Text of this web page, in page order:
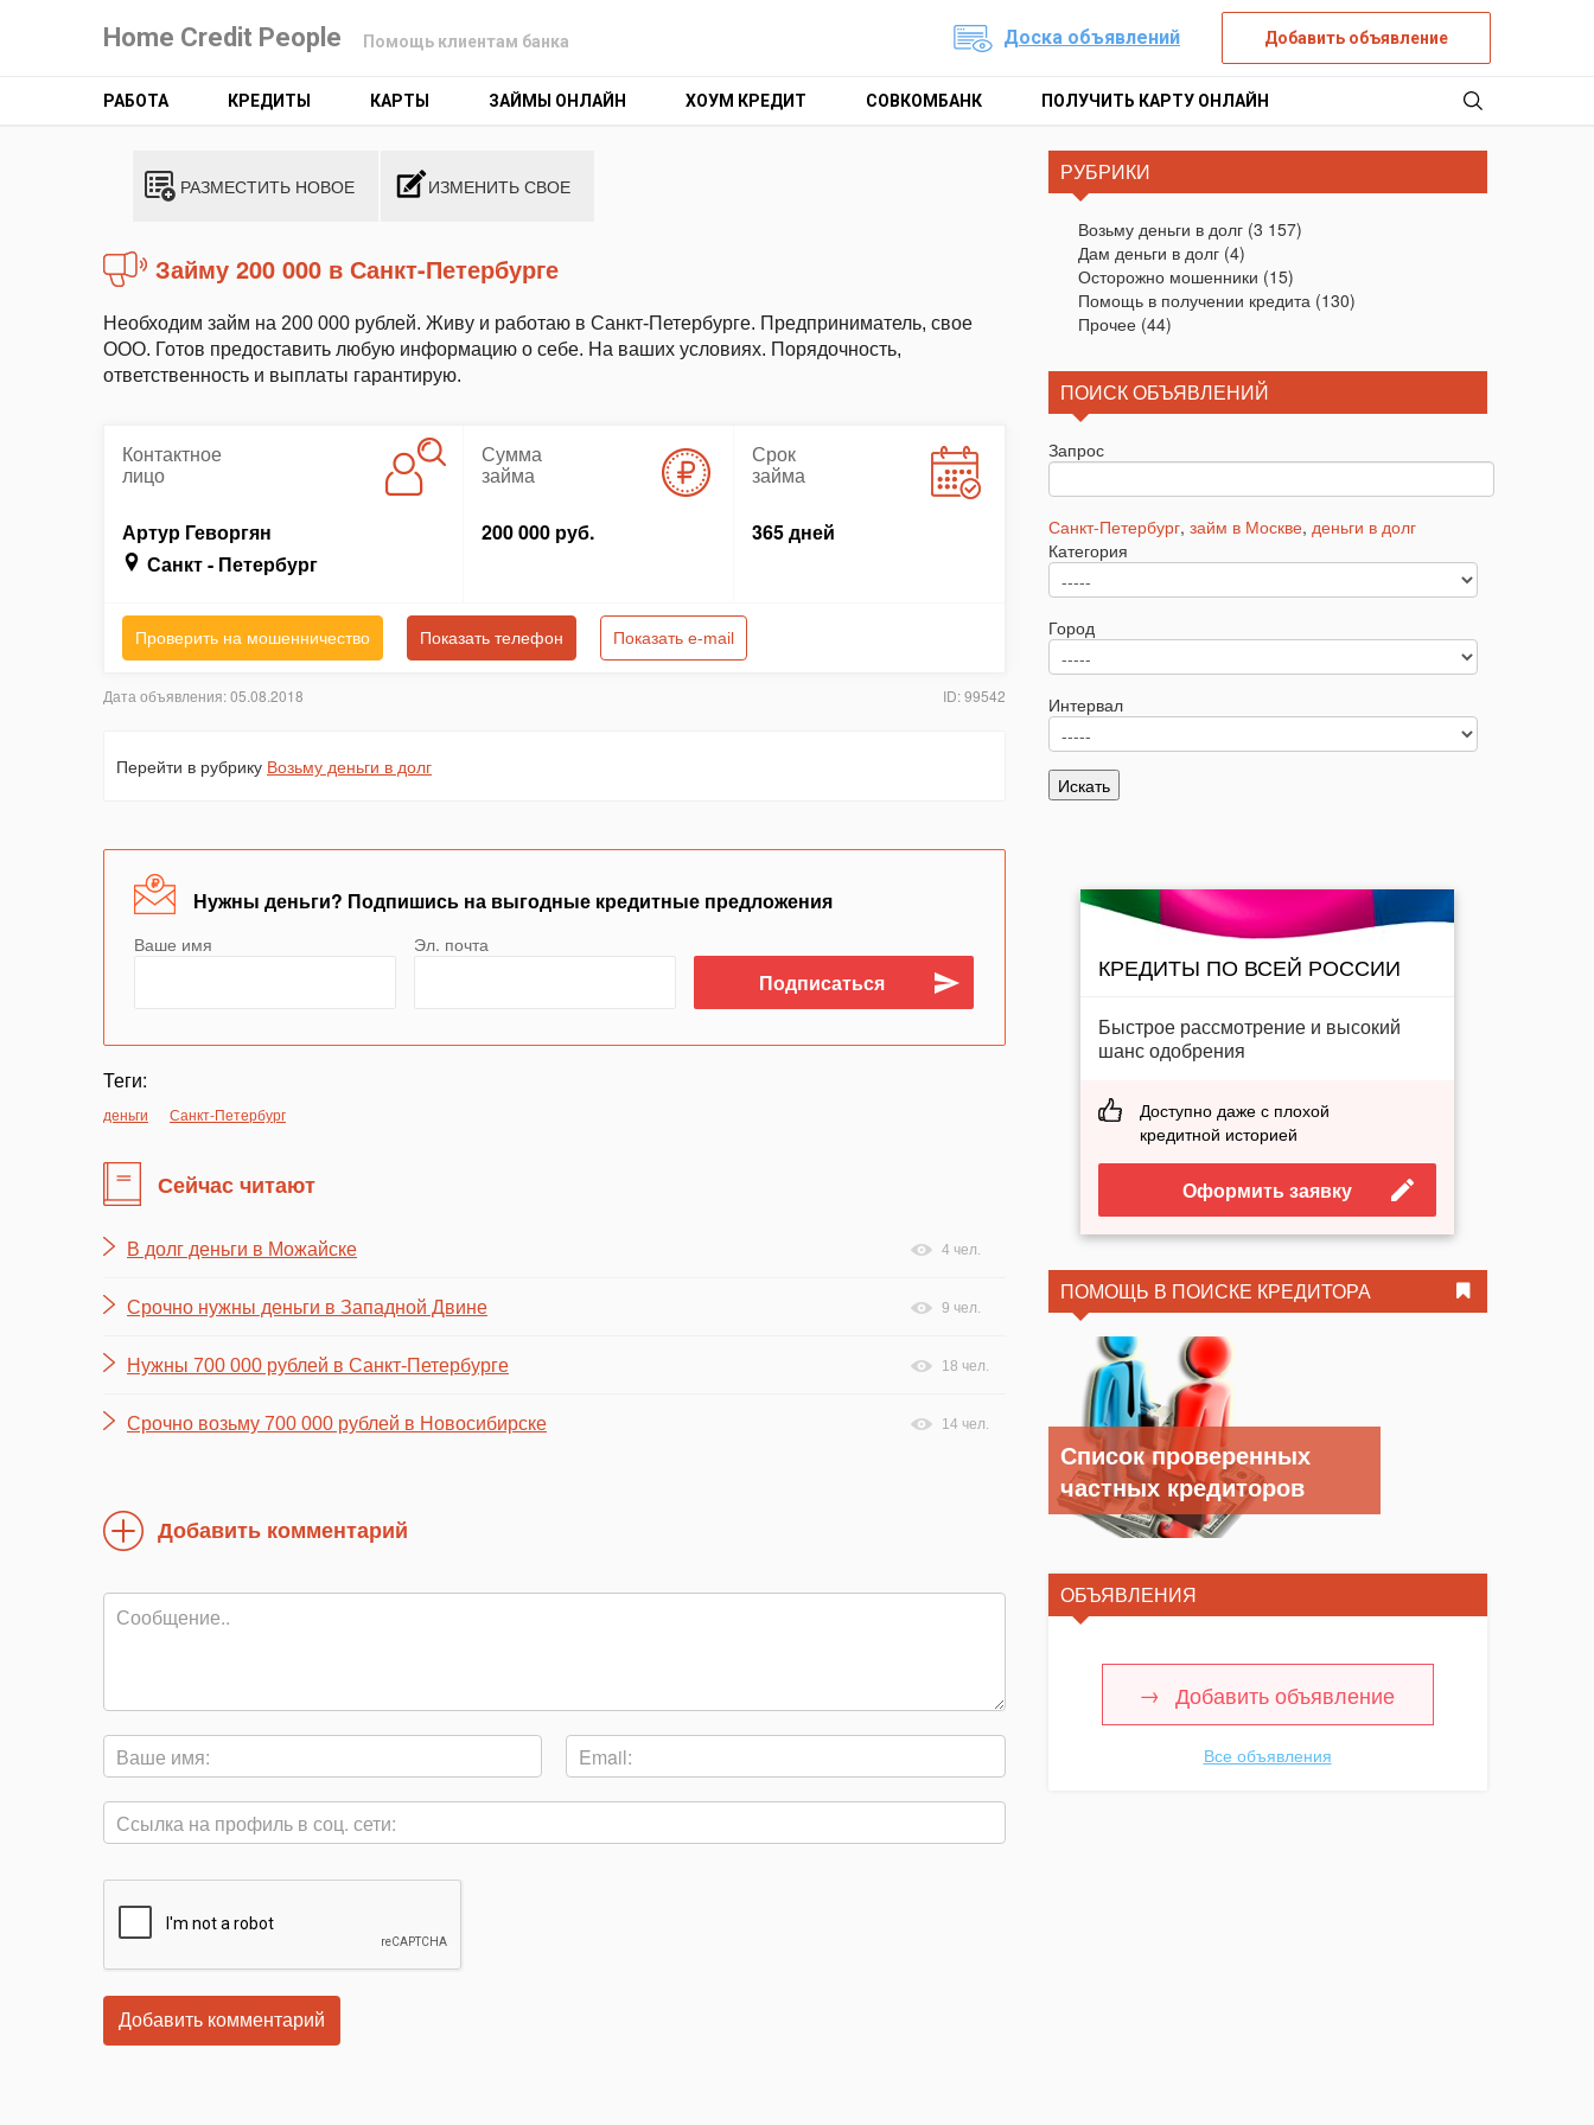
Home Credit People Помощь клиентам банка Доска объявлений Добавить объявление
РАБОТА КРЕДИТЫ КАРТЫ ЗАЙМЫ ОНЛАЙН ХОУМ КРЕДИТ СОВКОМБАНК ПОЛУЧИТЬ КАРТУ ОНЛАЙН
РАЗМЕСТИТЬ НОВОЕ ИЗМЕНИТЬ СВОЕ
Займу 200 000 в Санкт-Петербурге
Необходим займ на 200 000 рублей. Живу и работаю в Санкт-Петербурге. Предприниматель, свое
ООО. Готов предоставить любую информацию о себе. На ваших условиях. Порядочность,
ответственность и выплаты гарантирую.
Контактное
лицо
Артур Геворгян
Санкт - Петербург
Сумма
займа
200 000 руб.
Срок
займа
365 дней
Проверить на мошенничество Показать телефон Показать e-mail
Дата объявления: 05.08.2018 ID: 99542
Перейти в рубрику Возьму деньги в долг
Нужны деньги? Подпишись на выгодные кредитные предложения
Ваше имя Эл. почта
Теги:
деньги Санкт-Петербург
Сейчас читают
В долг деньги в Можайске 4 чел.
Срочно нужны деньги в Западной Двине 9 чел.
Нужны 700 000 рублей в Санкт-Петербурге 18 чел.
Срочно возьму 700 000 рублей в Новосибирске 14 чел.
Добавить комментарий
РУБРИКИ
Возьму деньги в долг(3 157)
Дам деньги в долг(4)
Осторожно мошенники (15)
Помощь в получении кредита(130)
Прочее(44)
ПОИСК ОБЪЯВЛЕНИЙ
Запрос
Санкт-Петербург, займ в Москве, деньги в долг
Категория
Город
Интервал
КРЕДИТЫ ПО ВСЕЙ РОССИИ
Быстрое рассмотрение и высокий
шанс одобрения
Доступно даже с плохой
кредитной историей
Оформить заявку
ПОМОЩЬ В ПОИСКЕ КРЕДИТОРА
Список проверенных
частных кредиторов
ОБЪЯВЛЕНИЯ
Добавить объявление
Все объявления